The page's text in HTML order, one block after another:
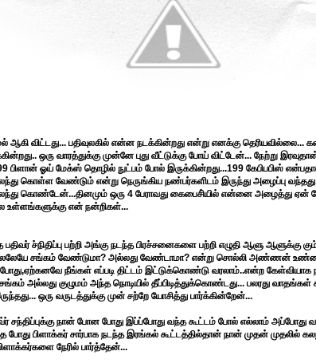
ஆகி விட்டது... பதிவுலகில் என்ன நடக்கின்றது என்று எனக்கு தெரியவில்லை...
ஒரு வாரத்துக்கு முன்னே புது வீட்டுக்கு போய் விட்டேன்... நேற்று
பிளான் ஓய் மேக்ஸ் தொழில் நுட்பம் போல் இருக்கின்றது...199 கேபிபபிஸ்
கலந்து கொள்ள வேண்டும் என்று நெருங்கிய நண்பர்களிடம் இருந்து அழைப்பு
கலந்து கொண்டேன்...தினமும் ஒரு 4 பேராவது கைபைசி்யில் என்னை அழைத்து
உள்ளங்களுக்கு என் நன்றிகள்...
ச்நிதிப்பு பற்றி அங்கு நடந்த பிரச்சனைகளை பற்றி எழுதி ஆளு ஆளுக்கு
சங்கம் வேண்டுமா? அல்லது வேண்டாமா? என்று சொல்லி அண்ணன்
போது,ஏற்கனவே நீங்கள் எப்படி திட்டம் இட்டுக்கொண்டு வரலாம்..என்ற
அல்லது குழுமம் அந்த நொடியில் தீப்பிடித்துக்கொண்டது... பலரது வாதங்கள்
ஒரு வருடத்துக்கு முன் சற்றே யோசித்து பார்க்கின்றேன்...
சந்திப்புக்கு நான் போன போது இப்ப்போது வந்த கூட்டம் போல் எல்லாம் அப்போது
போது பிளாக்கர் சார்பாக நடந்த இரங்கல் கூட்டத்தில்தான் நான் முதன் முதலில்
நேரில் பார்த்தேன்...